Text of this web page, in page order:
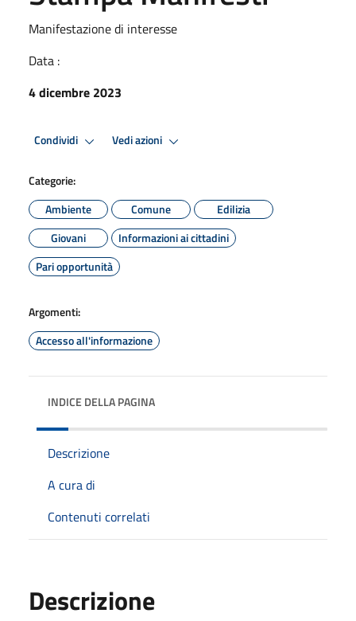
Manifestazione di interesse
Data :
4 dicembre 2023
Condividi Vedi azioni
Categorie:
Ambiente
Comune
Edilizia
Giovani
Informazioni ai cittadini
Pari opportunità
Argomenti:
Accesso all'informazione
INDICE DELLA PAGINA
Descrizione
A cura di
Contenuti correlati
Descrizione